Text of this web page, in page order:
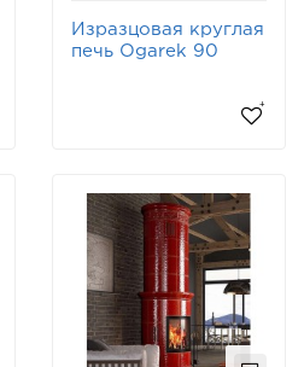
Изразцовая круглая
печь Ogarek 90